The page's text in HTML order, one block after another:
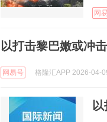
网
以打击黎巴嫩或冲
网易号 格隆汇APP 2026-04-